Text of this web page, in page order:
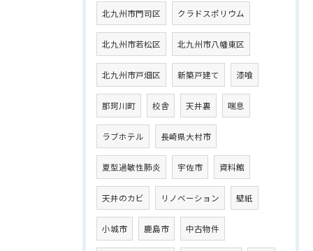
北九州市門司区 クラドスポリウム
北九州市若松区 北九州市八幡東区
北九州市戸畑区 新築戸建て 漆喰
那珂川町 校舎 天井裏 喘息
ラブホテル 長崎県大村市
夏型過敏性肺炎 宇佐市 資料館
天井のカビ リノベーション 壁紙
小城市 鹿島市 中古物件